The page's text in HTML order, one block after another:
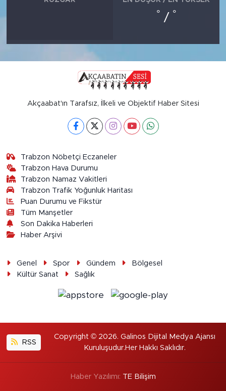
° / °
Akçaabat'ın Tarafsız, İlkeli ve Objektif Haber Sitesi
Trabzon Nöbetçi Eczaneler
Trabzon Hava Durumu
Trabzon Namaz Vakitleri
Trabzon Trafik Yoğunluk Haritası
Puan Durumu ve Fikstür
Tüm Manşetler
Son Dakika Haberleri
Haber Arşivi
Genel Spor Gündem
Bölgesel
Kültür Sanat
Sağlık
RSS
Copyright © 2026. Galinos Dijital Medya Ajansı
Kuruluşudur.Her Hakkı Saklıdır.
Haber Yazılımı: TE Bilişim